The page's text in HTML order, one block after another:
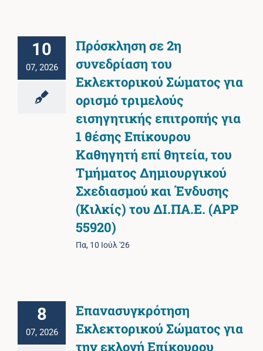
10
07, 2026
Πρόσκληση σε 2η
συνεδρίαση του
Εκλεκτορικού Σώματος για
ορισμό τριμελούς
εισηγητικής επιτροπής για
1 θέσης Επίκουρου
Καθηγητή επί θητεία, του
Τμήματος Δημιουργικού
Σχεδιασμού και Ένδυσης
(Κιλκίς) του ΔΙ.ΠΑ.Ε. (ΑΡΡ
55920)
Πα, 10 Ιούλ '26
8
07, 2026
Επανασυγκρότηση
Εκλεκτορικού Σώματος για
την εκλογή Επίκουρου